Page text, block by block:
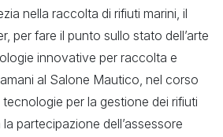
nella raccolta di rifiuti marini, il
per fare il punto sullo stato dell’arte
innovative per raccolta e
al Salone Mautico, nel corso
per la gestione dei rifiuti
partecipazione dell’assessore